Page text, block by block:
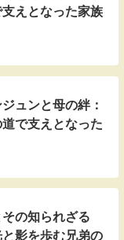
えとなった家族
ュンと母の絆：
で支えとなった
その知られざる
影を歩む兄弟の